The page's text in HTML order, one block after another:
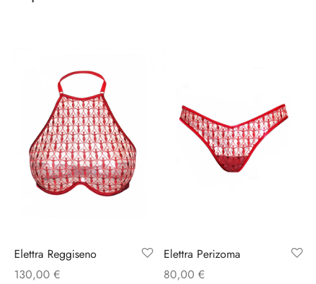
Elettra Reggiseno
130,00 €
Elettra Perizoma
80,00 €